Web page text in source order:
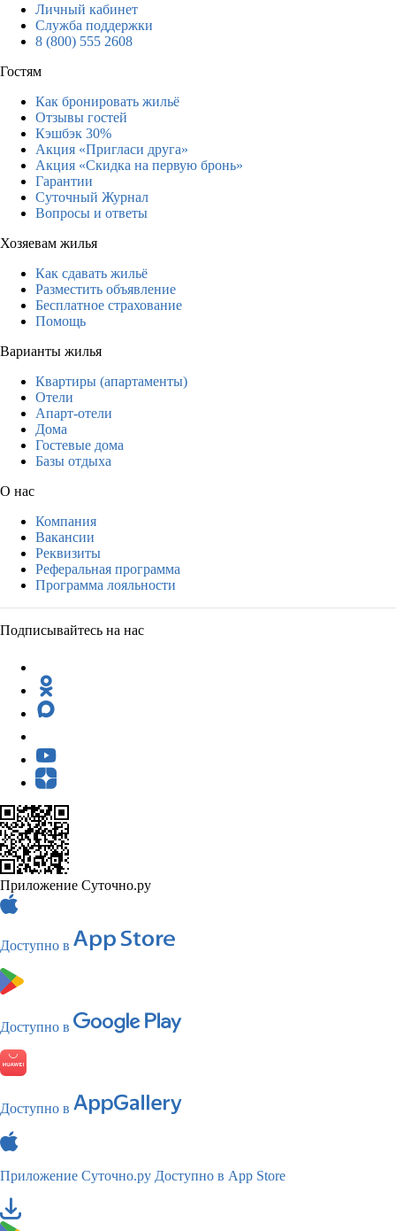
Личный кабинет
Служба поддержки
8 (800) 555 2608
Гостям
Как бронировать жильё
Отзывы гостей
Кэшбэк 30%
Акция «Пригласи друга»
Акция «Скидка на первую бронь»
Гарантии
Суточный Журнал
Вопросы и ответы
Хозяевам жилья
Как сдавать жильё
Разместить объявление
Бесплатное страхование
Помощь
Варианты жилья
Квартиры (апартаменты)
Отели
Апарт-отели
Дома
Гостевые дома
Базы отдыха
О нас
Компания
Вакансии
Реквизиты
Реферальная программа
Программа лояльности
Подписывайтесь на нас
Приложение Суточно.ру
Доступно в
Доступно в
Доступно в
Приложение Суточно.ру Доступно в App Store